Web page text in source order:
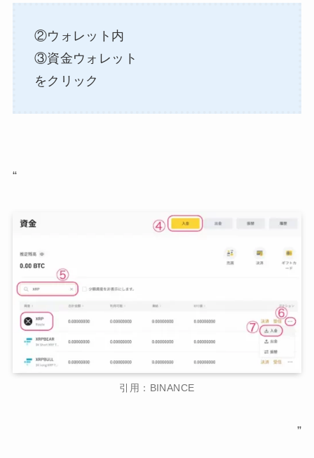
②ウォレット内
③資金ウォレット
をクリック
“
引用：BINANCE
”